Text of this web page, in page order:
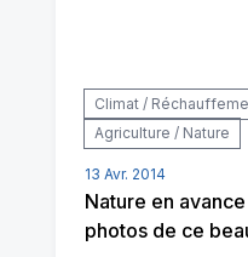
Climat /
Agriculture / Nature
13 Avr. 2014
Nature en
photos de ce